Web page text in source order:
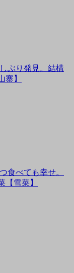
ぶり発見。結構
寨】
食べても幸せ。
【雪菜】